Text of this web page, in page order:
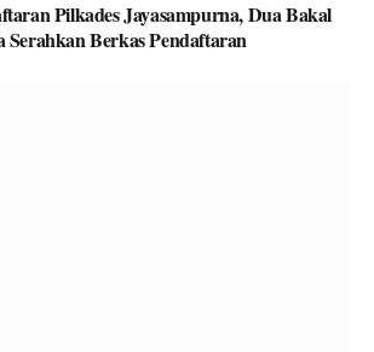
Pilkades Jayasampurna, Dua Bakal
Serahkan Berkas Pendaftaran